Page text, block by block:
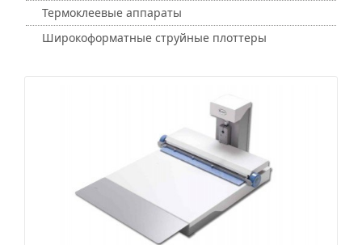
Термоклеевые аппараты
Широкоформатные струйные плоттеры